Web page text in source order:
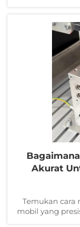
Akurat
Temukan cara
mobil yang